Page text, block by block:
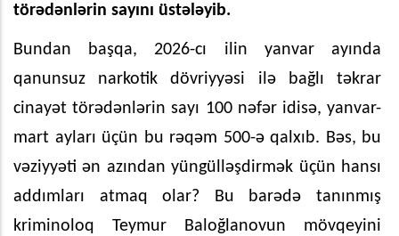
törədənlərin sayını üstələyib.
Bundan başqa, 2026-cı ilin yanvar ayında
qanunsuz narkotik dövriyyəsi ilə bağlı təkrar
cinayət törədənlərin sayı 100 nəfər idisə, yanvar-
mart ayları üçün bu rəqəm 500-ə qalxıb. Bəs, bu
vəziyyəti ən azından yüngülləşdirmək üçün hansı
addımları atmaq olar? Bu barədə tanınmış
kriminoloq Teymur Baloğlanovun mövqeyini